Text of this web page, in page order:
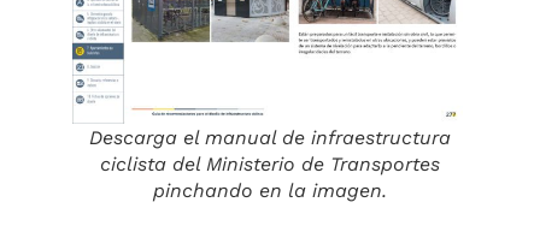
Descarga el manual de infraestructura
ciclista del Ministerio de Transportes
pinchando en la imagen.